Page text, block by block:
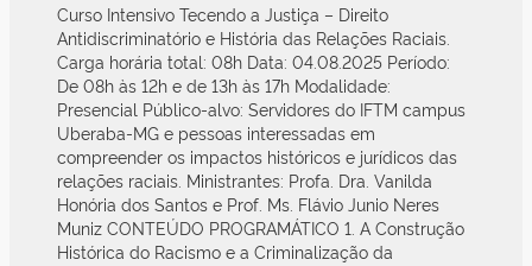
Curso Intensivo Tecendo a Justiça – Direito
Antidiscriminatório e História das Relações Raciais.
Carga horária total: 08h Data: 04.08.2025 Período:
De 08h às 12h e de 13h às 17h Modalidade:
Presencial Público-alvo: Servidores do IFTM campus
Uberaba-MG e pessoas interessadas em
compreender os impactos históricos e jurídicos das
relações raciais. Ministrantes: Profa. Dra. Vanilda
Honória dos Santos e Prof. Ms. Flávio Junio Neres
Muniz CONTEÚDO PROGRAMÁTICO 1. A Construção
Histórica do Racismo e a Criminalização da